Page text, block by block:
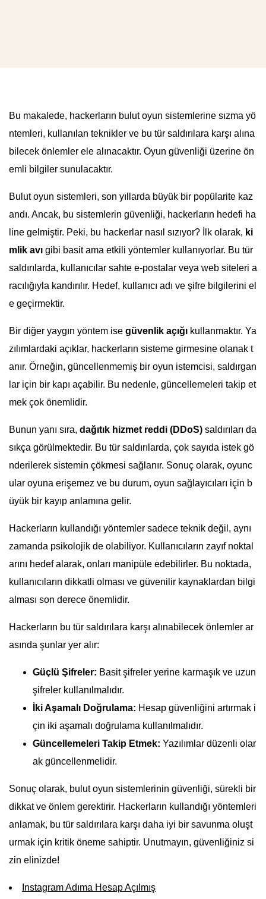
Bu makalede, hackerların bulut oyun sistemlerine sızma yö
ntemleri, kullanılan teknikler ve bu tür saldırılara karşı alına
bilecek önlemler ele alınacaktır. Oyun güvenliği üzerine ön
emli bilgiler sunulacaktır.
Bulut oyun sistemleri, son yıllarda büyük bir popülarite kaz
andı. Ancak, bu sistemlerin güvenliği, hackerların hedefi ha
line gelmiştir. Peki, bu hackerlar nasıl sızıyor? İlk olarak, ki
mlik avı gibi basit ama etkili yöntemler kullanıyorlar. Bu tür
saldırılarda, kullanıcılar sahte e-postalar veya web siteleri a
racılığıyla kandırılır. Hedef, kullanıcı adı ve şifre bilgilerini el
e geçirmektir.
Bir diğer yaygın yöntem ise güvenlik açığı kullanmaktır. Ya
zılımlardaki açıklar, hackerların sisteme girmesine olanak t
anır. Örneğin, güncellenmemiş bir oyun istemcisi, saldırgan
lar için bir kapı açabilir. Bu nedenle, güncellemeleri takip et
mek çok önemlidir.
Bunun yanı sıra, dağıtık hizmet reddi (DDoS) saldırıları da
sıkça görülmektedir. Bu tür saldırılarda, çok sayıda istek gö
nderilerek sistemin çökmesi sağlanır. Sonuç olarak, oyunc
ular oyuna erişemez ve bu durum, oyun sağlayıcıları için b
üyük bir kayıp anlamına gelir.
Hackerların kullandığı yöntemler sadece teknik değil, aynı
zamanda psikolojik de olabiliyor. Kullanıcıların zayıf noktal
arını hedef alarak, onları manipüle edebilirler. Bu noktada,
kullanıcıların dikkatli olması ve güvenilir kaynaklardan bilgi
alması son derece önemlidir.
Hackerların bu tür saldırılara karşı alınabilecek önlemler ar
asında şunlar yer alır:
Güçlü Şifreler: Basit şifreler yerine karmaşık ve uzun
şifreler kullanılmalıdır.
İki Aşamalı Doğrulama: Hesap güvenliğini artırmak i
çin iki aşamalı doğrulama kullanılmalıdır.
Güncellemeleri Takip Etmek: Yazılımlar düzenli olar
ak güncellenmelidir.
Sonuç olarak, bulut oyun sistemlerinin güvenliği, sürekli bir
dikkat ve önlem gerektirir. Hackerların kullandığı yöntemleri
anlamak, bu tür saldırılara karşı daha iyi bir savunma oluşt
urmak için kritik öneme sahiptir. Unutmayın, güvenliğiniz si
zin elinizde!
Instagram Adıma Hesap Açılmış